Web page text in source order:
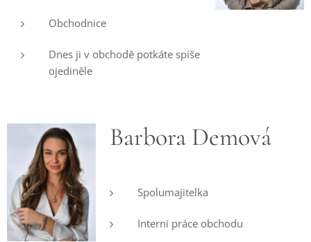
Obchodnice
Dnes ji v obchodě potkáte spíše
ojediněle
Barbora Demová
Spolumajitelka
Interní práce obchodu